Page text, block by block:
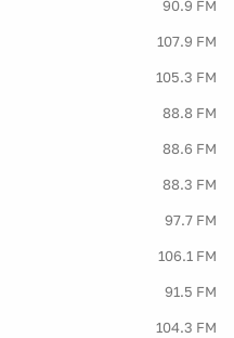
90.9 FM
107.9 FM
105.3 FM
88.8 FM
88.6 FM
88.3 FM
97.7 FM
106.1 FM
91.5 FM
104.3 FM